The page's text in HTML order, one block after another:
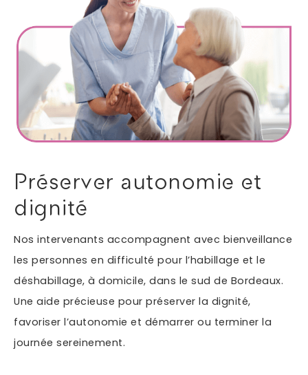
Préserver autonomie et
dignité
Nos intervenants accompagnent avec bienveillance
les personnes en difficulté pour l’habillage et le
déshabillage, à domicile, dans le sud de Bordeaux.
Une aide précieuse pour préserver la dignité,
favoriser l’autonomie et démarrer ou terminer la
journée sereinement.
Garde d'enfants
Jardinage
Petits travaux de bricolage
Autres services
Informations supplémentaires du besoin
En soumettant ce formulaire, j'accepte que les
informations saisies soient exploitées dans le cadre
de ma demande.*